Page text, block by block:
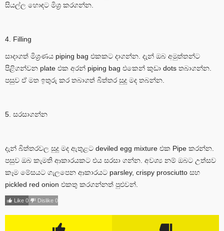
සියල්ල හොඳට මිශ්‍ර කරගන්න.
4. Filling
සාදාගත් මිශ්‍රණය piping bag එකකට දාගන්න. දැන් ඔබ අමුත්තන්ට
පිළිගන්වන plate එක අරන් piping bag එකෙන් කුඩා dots තබාගන්න.
පසුව ඒ මත ඉතුරු කර තබාගත් බිත්තර සුදු මද තබන්න.
5. සරසාගන්න
දැන් බිත්තරවල සුදු මද ඇතුළට deviled egg mixture එක Pipe කරන්න.
පසුව ඔබ කැමති ආකාරයකට එය සරසා ගන්න. අවශ්‍ය නම් ඔබට උත්සව
කෑම මේසයට ගැලපෙන ආකාරයට parsley, crispy prosciutto සහ
pickled red onion එකතු කරගන්නත් පුළුවන්.
Like 0 Dislike 0